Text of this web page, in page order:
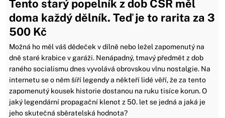
Tento starý popelník z dob ČSR měl
doma každý dělník. Teď je to rarita za 3
500 Kč
Možná ho měl váš dědeček v dílně nebo ležel zapomenutý na
dně staré krabice v garáži. Nenápadný, tmavý předmět z dob
raného socialismu dnes vyvolává obrovskou vlnu nostalgie. Na
internetu se o něm šíří legendy a někteří lidé věří, že za tento
zapomenutý kousek historie dostanou na ruku tisíce korun. O
jaký legendární propagační klenot z 50. let se jedná a jaká je
jeho skutečná sběratelská hodnota?